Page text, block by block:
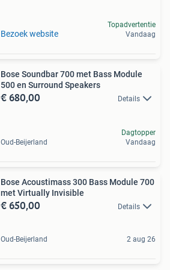
Bezoek website
Topadvertentie
Vandaag
Bose Soundbar 700 met Bass Module
500 en Surround Speakers
€ 680,00 Details
Oud-Beijerland
Dagtopper
Vandaag
Bose Acoustimass 300 Bass Module 700
met Virtually Invisible
€ 650,00 Details
Oud-Beijerland 2 aug 26